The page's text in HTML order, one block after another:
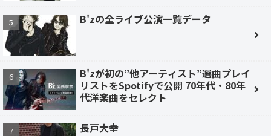
B'zの全ライブ公演一覧データ
B'zが初の”他アーティスト”選曲プレイ
リストをSpotifyで公開 70年代・80年
代洋楽曲をセレクト
長戸大幸